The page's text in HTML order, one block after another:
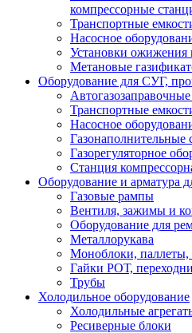
компрессорные
Транспортные
Насосное
Установки ожижения
Метановые
Оборудование для СУГ,
Транспортные
Насосное
Газорегуляторное
Станция
Оборудование и арматура
Газовые рампы
Вентиля, зажимы и
Оборудование для
Металлорукава
Моноблоки, паллеты,
Гайки РОТ,
Трубы
Холодильное оборудование
Холодильные
Ресиверные блоки